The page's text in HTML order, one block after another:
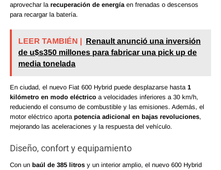
aprovechar la recuperación de energía en frenadas o descensos
para recargar la batería.
LEER TAMBIÉN | Renault anunció una inversión
de u$s350 millones para fabricar una pick up de
media tonelada
En ciudad, el nuevo Fiat 600 Hybrid puede desplazarse hasta 1
kilómetro en modo eléctrico a velocidades inferiores a 30 km/h,
reduciendo el consumo de combustible y las emisiones. Además, el
motor eléctrico aporta potencia adicional en bajas revoluciones,
mejorando las aceleraciones y la respuesta del vehículo.
Diseño, confort y equipamiento
Con un baúl de 385 litros y un interior amplio, el nuevo 600 Hybrid